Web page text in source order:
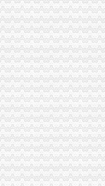
聘信息】-前程无忧官方招聘
等欢迎来电咨询_志趣网
道_搜狐社会_搜狐网
网]
网
动
禺社区网
主要方法-直辖市重庆工商信息
）_三峡水利（）个
资拍卖公告-众拍网
吕正彬等人对永福公